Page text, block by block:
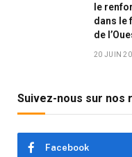
le
dans le
de
20 JUIN
Suivez-nous sur nos
Facebook